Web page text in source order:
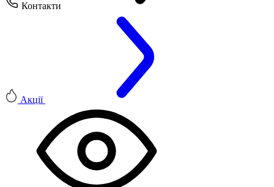
Контакти
Акції